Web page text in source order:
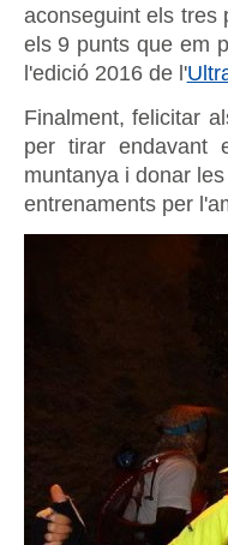
aconseguint els tres
els 9 punts que em
l'edició 2016 de l'
Finalment, felicitar
per tirar endavant
muntanya i donar
entrenaments per